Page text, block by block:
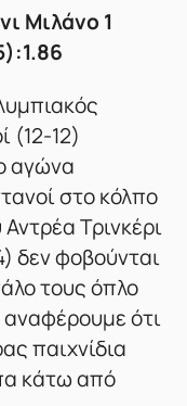
Μιλάνο 1
(12-12)
αγώνα
στο κόλπο
Τρινκέρι
δεν φοβούνται
τους όπλο
αναφέρουμε ότι
παιχνίδια
κάτω από